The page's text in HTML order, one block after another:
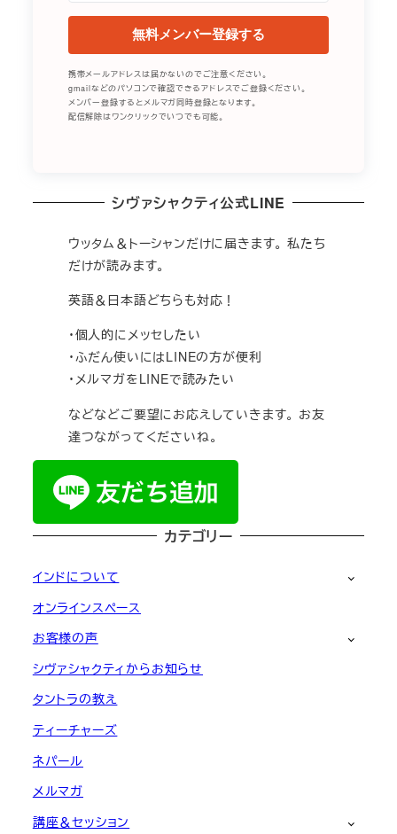
無料メンバー登録する
携帯メールアドレスは届かないのでご注意ください。
gmailなどのパソコンで確認できるアドレスでご登録ください。
メンバー登録するとメルマガ同時登録となります。
配信解除はワンクリックでいつでも可能。
シヴァシャクティ公式LINE
ウッタム＆トーシャンだけに届きます。 私たち
だけが読みます。
英語＆日本語どちらも対応！
・個人的にメッセしたい
・ふだん使いにはLINEの方が便利
・メルマガをLINEで読みたい
などなどご要望にお応えしていきます。 お友
達つながってくださいね。
カテゴリー
インドについて
オンラインスペース
お客様の声
シヴァシャクティからお知らせ
タントラの教え
ティーチャーズ
ネパール
メルマガ
講座＆セッション